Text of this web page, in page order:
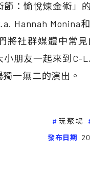
：愉悅煉金術」
Hannah Monina
將社群媒體中常
小朋友一起來到C-
一無二的演出。
玩聚場
發布日期